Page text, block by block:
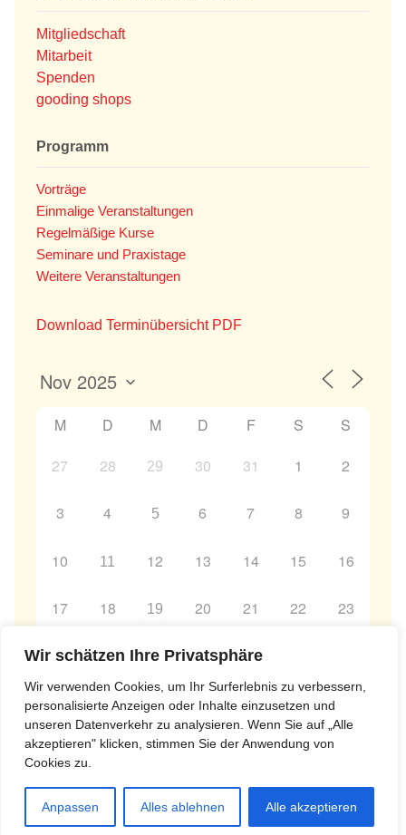
Wir schätzen Ihre Privatsphäre
Wir verwenden Cookies, um Ihr Surferlebnis zu verbessern,
personalisierte Anzeigen oder Inhalte einzusetzen und
unseren Datenverkehr zu analysieren. Wenn Sie auf „Alle
akzeptieren" klicken, stimmen Sie der Anwendung von
Cookies zu.
Anpassen Alles ablehnen Alle akzeptieren
Mitgliedschaft
Mitarbeit
Spenden
gooding shops
Programm
Vorträge
Einmalige Veranstaltungen
Regelmäßige Kurse
Seminare und Praxistage
Weitere Veranstaltungen
Download Terminübersicht PDF
M D M D F S
S
27
28 29 30 31 1 2
3 4 5 6 7 8 9
10 11 12 13 14 15 16
17 18 19 20 21 22 23
24 25 26 27 28